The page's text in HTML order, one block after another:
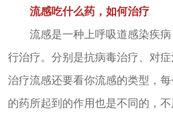
流感吃什么药，如何治疗
流感是一种上呼吸道感染疾病
行治疗。分别是抗病毒治疗、对症
治疗流感还要看你流感的类型，
的药所起到的作用也是不同的，